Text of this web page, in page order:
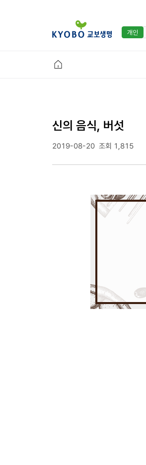
개인
신의 음식, 버섯
2019-08-20 조회 1,815